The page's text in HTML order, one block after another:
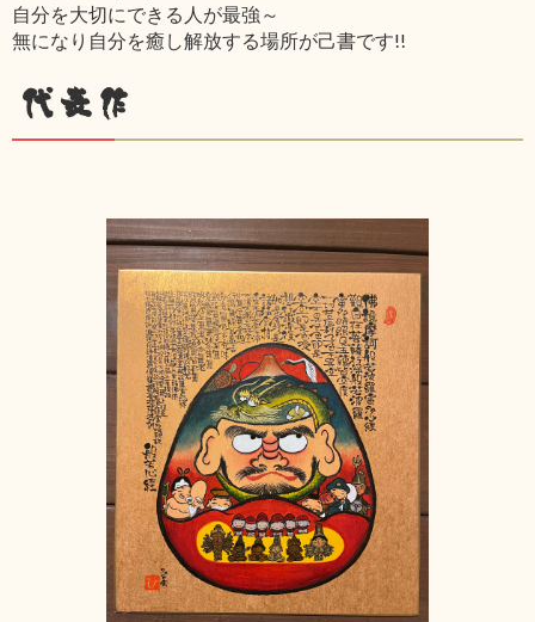
自分を大切にできる人が最強～
無になり自分を癒し解放する場所が己書です!!
代表作